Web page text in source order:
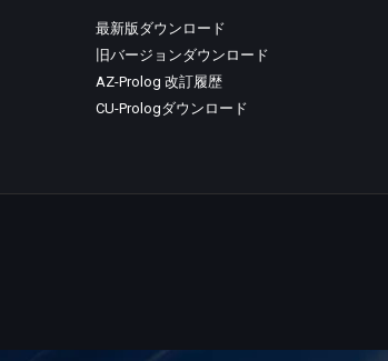
最新版ダウンロード
旧バージョンダウンロード
AZ-Prolog 改訂履歴
CU-Prologダウンロード